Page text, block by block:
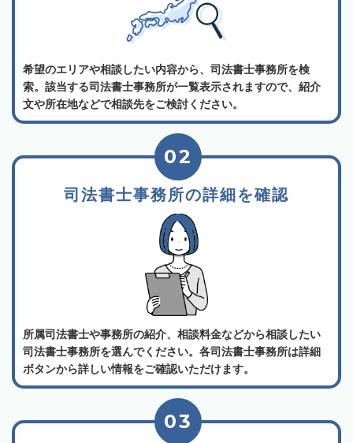
希望のエリアや相談したい内容から、司法書士事務所を検
索。該当する司法書士事務所が一覧表示されますので、紹介
文や所在地などで相談先をご検討ください。
司法書士事務所の詳細を確認
02
所属司法書士や事務所の紹介、相談料金などから相談したい
司法書士事務所を選んでください。各司法書士事務所は詳細
ボタンから詳しい情報をご確認いただけます。
03